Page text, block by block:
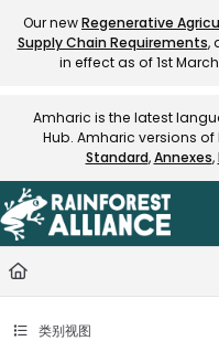
Documentation
Fetch the complete
Our newRegenerative
Supply Chain Requirements,
in effect as of 1st
Amharic is the latest
Hub. Amharic versions
Standard,Annexes,
类别视图